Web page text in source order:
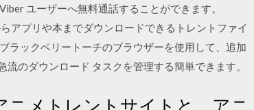
ユーザーへ無料通話することができます。
アプリや本までダウンロードできるトレントファイ
ラックベリートーチのブラウザーを使用して、追加
のダウンロード タスクを管理する簡単できます。
メトレントサイトと、アニ